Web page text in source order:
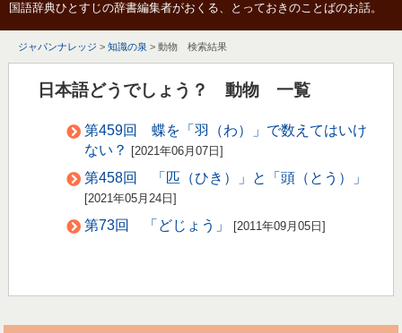
国語辞典ひとすじの辞書編集者がおくる、とっておきのことばのお話。
ジャパンナレッジ > 知識の泉 > 動物 検索結果
日本語どうでしょう？ 動物 一覧
第459回 蝶を「羽（わ）」で数えてはいけ
ない？
[2021年06月07日]
第458回 「匹（ひき）」と「頭（とう）」
[2021年05月24日]
第73回 「どじょう」 [2011年09月05日]